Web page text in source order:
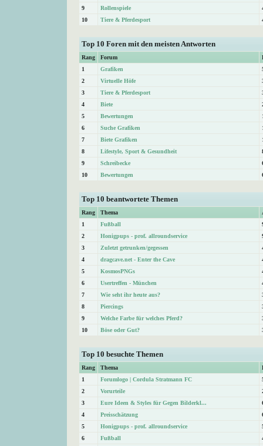
9
Rollenspiele
10
Tiere & Pferdesport
Top 10 Foren mit den meisten Antworten
Rang Forum
1
Grafiken
2
Virtuelle Höfe
3
Tiere & Pferdesport
4
Biete
5
Bewertungen
6
Suche Grafiken
7
Biete Grafiken
8
Lifestyle, Sport & Gesundheit
9
Schreibecke
10
Bewertungen
Top 10 beantwortete Themen
Rang Thema
1
Fußball
2
Honigpups - prof. allroundservice
3
Zuletzt getrunken/gegessen
4
dragcave.net - Enter the Cave
5
KosmosPNGs
6
Usertreffen - München
7
Wie seht ihr heute aus?
8
Piercings
9
Welche Farbe für welches Pferd?
10
Böse oder Gut?
Top 10 besuchte Themen
Rang Thema
1
Forumlogo | Cordula Stratmann FC
2
Vorurteile
3
Eure Ideen & Styles für Gegen Bilderkl...
4
Preisschätzung
5
Honigpups - prof. allroundservice
6
Fußball